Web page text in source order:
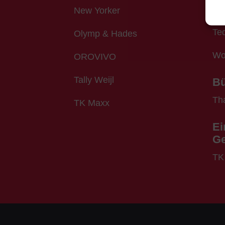
New Yorker
Olymp & Hades
OROVIVO
Tally Weijl
TK Maxx